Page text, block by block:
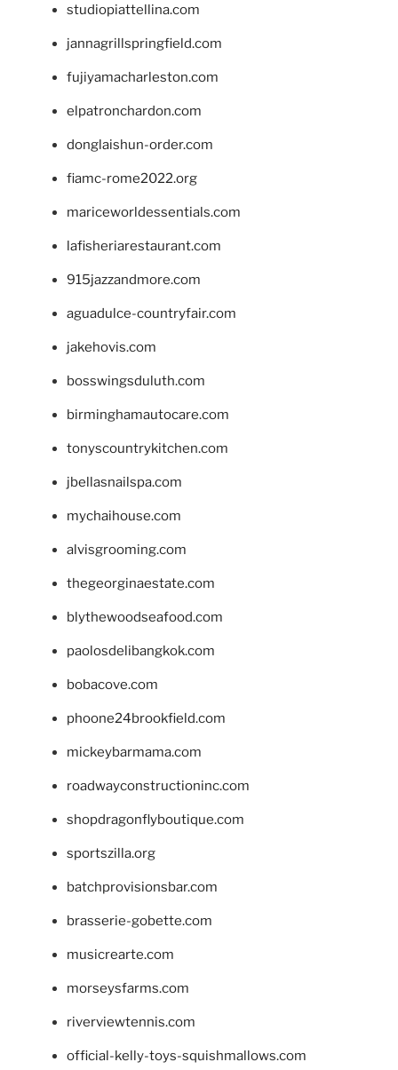
studiopiattellina.com
jannagrillspringfield.com
fujiyamacharleston.com
elpatronchardon.com
donglaishun-order.com
fiamc-rome2022.org
mariceworldessentials.com
lafisheriarestaurant.com
915jazzandmore.com
aguadulce-countryfair.com
jakehovis.com
bosswingsduluth.com
birminghamautocare.com
tonyscountrykitchen.com
jbellasnailspa.com
mychaihouse.com
alvisgrooming.com
thegeorginaestate.com
blythewoodseafood.com
paolosdelibangkok.com
bobacove.com
phoone24brookfield.com
mickeybarmama.com
roadwayconstructioninc.com
shopdragonflyboutique.com
sportszilla.org
batchprovisionsbar.com
brasserie-gobette.com
musicrearte.com
morseysfarms.com
riverviewtennis.com
official-kelly-toys-squishmallows.com